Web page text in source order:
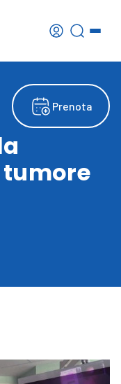
Prenota